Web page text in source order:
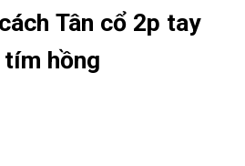
Tân cổ 2p tay
hồng